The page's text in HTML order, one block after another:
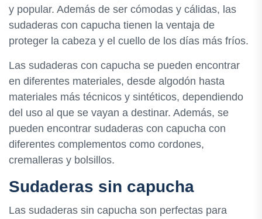
y popular. Además de ser cómodas y cálidas, las
sudaderas con capucha tienen la ventaja de
proteger la cabeza y el cuello de los días más fríos.
Las sudaderas con capucha se pueden encontrar
en diferentes materiales, desde algodón hasta
materiales más técnicos y sintéticos, dependiendo
del uso al que se vayan a destinar. Además, se
pueden encontrar sudaderas con capucha con
diferentes complementos como cordones,
cremalleras y bolsillos.
Sudaderas sin capucha
Las sudaderas sin capucha son perfectas para